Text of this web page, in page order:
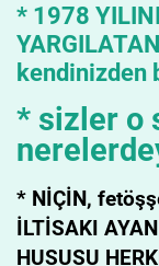
* 1978
kendinizden
* sizler o
* NİÇİN,
İLTİSAKI
HUSUSU